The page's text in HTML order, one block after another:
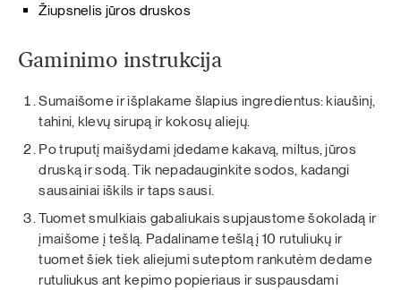
Žiupsnelis jūros druskos
Gaminimo instrukcija
Sumaišome ir išplakame šlapius ingredientus: kiaušinį,
tahini, klevų sirupą ir kokosų aliejų.
Po truputį maišydami įdedame kakavą, miltus, jūros
druską ir sodą. Tik nepadauginkite sodos, kadangi
sausainiai iškils ir taps sausi.
Tuomet smulkiais gabaliukais supjaustome šokoladą ir
įmaišome į tešlą. Padaliname tešlą į 10 rutuliukų ir
tuomet šiek tiek aliejumi suteptom rankutėm dedame
rutuliukus ant kepimo popieriaus ir suspausdami